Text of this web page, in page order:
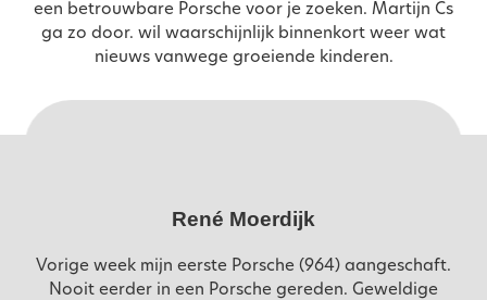
een betrouwbare Porsche voor je zoeken. Martijn Cs
ga zo door. wil waarschijnlijk binnenkort weer wat
nieuws vanwege groeiende kinderen.
René Moerdijk
Vorige week mijn eerste Porsche (964) aangeschaft.
Nooit eerder in een Porsche gereden. Geweldige